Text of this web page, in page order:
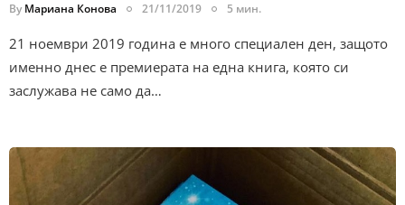
By Мариана Конова 21/11/2019 5 мин.
21 ноември 2019 година е много специален ден, защото
именно днес е премиерата на една книга, която си
заслужава не само да…